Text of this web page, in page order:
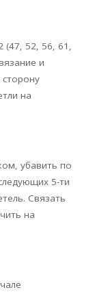
(47, 52, 56, 61,
и
на
убавить по
5-ти
Связать
на